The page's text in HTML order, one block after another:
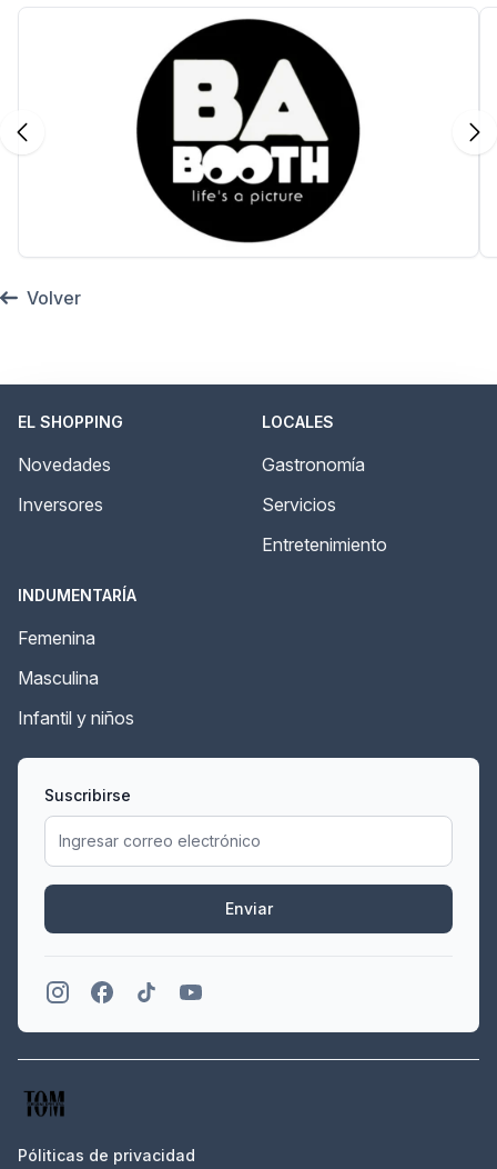
Volver
EL SHOPPING
Novedades
Inversores
LOCALES
Gastronomía
Servicios
Entretenimiento
INDUMENTARÍA
Femenina
Masculina
Infantil y niños
Suscribirse
Enviar
Póliticas de privacidad